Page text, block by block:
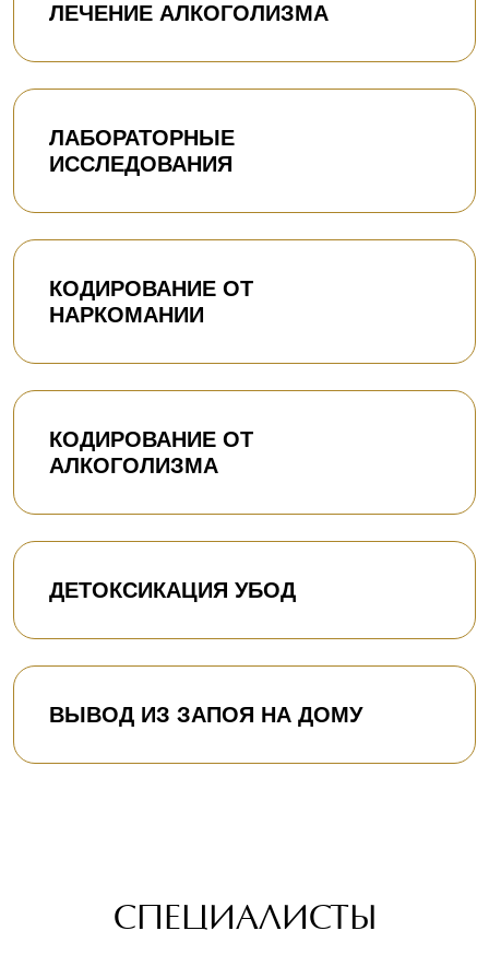
ЛЕЧЕНИЕ АЛКОГОЛИЗМА
ЛАБОРАТОРНЫЕ
ИССЛЕДОВАНИЯ
КОДИРОВАНИЕ ОТ
НАРКОМАНИИ
КОДИРОВАНИЕ ОТ
АЛКОГОЛИЗМА
ДЕТОКСИКАЦИЯ УБОД
ВЫВОД ИЗ ЗАПОЯ НА ДОМУ
СПЕЦИАЛИСТЫ